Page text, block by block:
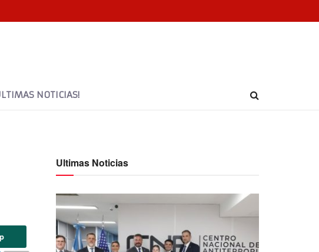
NOTICIAS!
Ultimas Noticias